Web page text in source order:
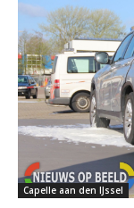
Capelle aan den IJssel